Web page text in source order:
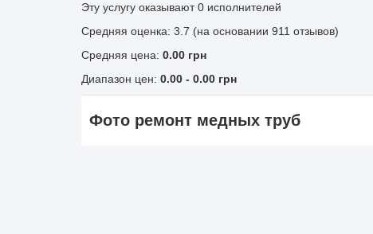
Эту услугу оказывают0 исполнителей
Средняя оценка: 3.7 (на основании 911 отзывов)
Средняя цена: 0.00 грн
Диапазон цен: 0.00 - 0.00 грн
Фото ремонт медных труб